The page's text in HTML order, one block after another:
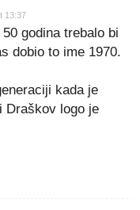
13:37
godina trebalo bi
dobio to ime 1970.
kada je
Draškov logo je